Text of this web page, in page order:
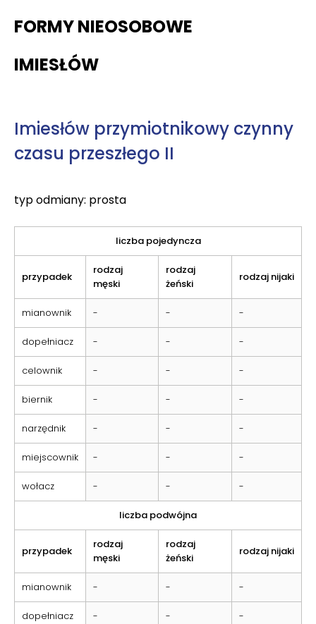
FORMY NIEOSOBOWE
IMIESŁÓW
Imiesłów przymiotnikowy czynny
czasu przeszłego II
typ odmiany: prosta
liczba pojedyncza
przypadek
rodzaj
męski
rodzaj
żeński
rodzaj nijaki
mianownik - - -
dopełniacz - - -
celownik - - -
biernik - - -
narzędnik - - -
miejscownik - - -
wołacz - - -
liczba podwójna
przypadek
rodzaj
męski
rodzaj
żeński
rodzaj nijaki
mianownik - - -
dopełniacz - - -